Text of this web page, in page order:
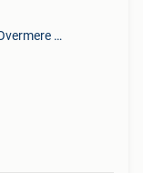
Lokeren+Deel Overmere En Zele